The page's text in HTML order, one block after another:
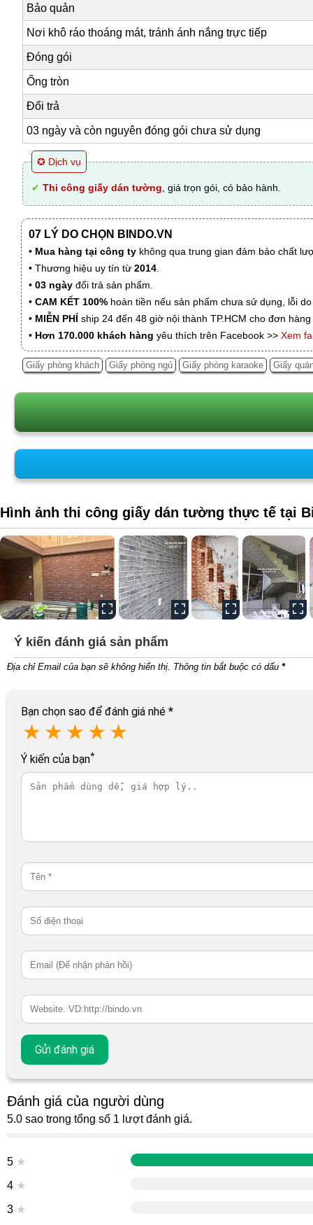
Bảo quản
Nơi khô ráo thoáng mát, tránh ánh nắng trực tiếp
Đóng gói
Ống tròn
Đổi trả
03 ngày và còn nguyên đóng gói chưa sử dụng
✪ Dịch vụ
✔ Thi công giấy dán tường , giá trọn gói, có bảo hành.
07 LÝ DO CHỌN BINDO.VN
• Mua hàng tại công ty không qua trung gian đảm bảo chất
• Thương hiệu uy tín từ 2014
• 03 ngày đổi trả sản phẩm.
• CAM KẾT 100% hoàn tiền nếu sản phẩm chưa sử dụng, lỗi
• MIỄN PHÍ ship 24 đến 48 giờ nội thành TP.HCM cho đơn
• Hơn 170.000 khách hàng yêu thích trên Facebook >> Xem
Giấy phòng khách Giấy phòng ngủ Giấy phòng karaoke Giấy
Hình ảnh thi công giấy dán tường thực tế tại
Ý kiến đánh giá sản phẩm
Địa chỉ Email của bạn sẽ không hiển thị. Thông tin bắt buộc có dấu *
Bạn chọn sao để đánh giá nhé *
★ ★ ★ ★ ★
Ý kiến của bạn*
Đánh giá của người dùng
5.0 sao trong tổng số 1 lượt đánh giá.
5 ★
4 ★
3 ★